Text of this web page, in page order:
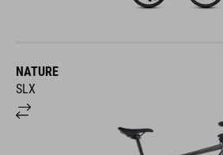
NATURE
SLX